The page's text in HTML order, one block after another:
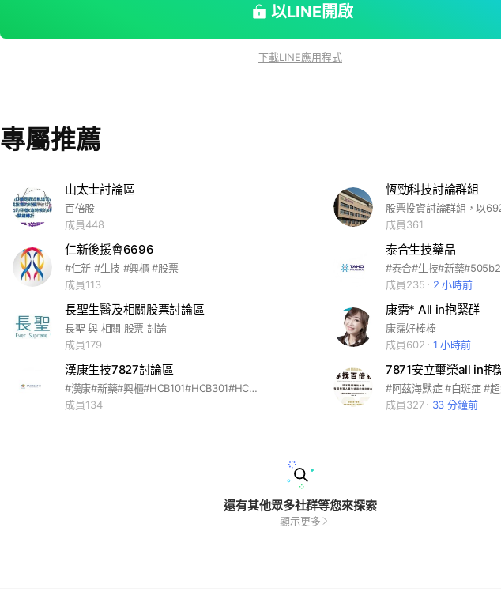
以LINE開啟
下載LINE應用程式
專屬推薦
山太士討論區
百倍股
成員448
恆勁科技討論群組
成員361
仁新後援會6696
#仁新 #生技 #興櫃 #股票
成員113
泰合生技藥品
#泰合#生技#新藥#505b2
成員235
2 小時前
長聖生醫及相關股票討論區
長聖 與 相關 股票 討論
成員179
康霈* All in抱緊群
康霈好棒棒
成員602
1 小時前
漢康生技7827討論區
#漢康#新藥#興櫃#HCB101#HCB301#HCB303#CD47
成員134
成員327
33 分鐘前
還有其他眾多社群等您來探索
顯示更多